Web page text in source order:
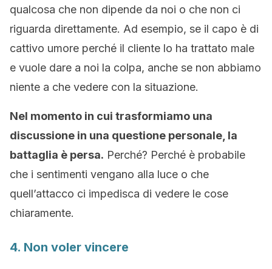
qualcosa che non dipende da noi o che non ci
riguarda direttamente. Ad esempio, se il capo è di
cattivo umore perché il cliente lo ha trattato male
e vuole dare a noi la colpa, anche se non abbiamo
niente a che vedere con la situazione.
Nel momento in cui trasformiamo una
discussione in una questione personale, la
battaglia è persa. Perché? Perché è probabile
che i sentimenti vengano alla luce o che
quell’attacco ci impedisca di vedere le cose
chiaramente.
4. Non voler vincere